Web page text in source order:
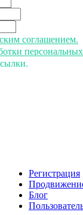
соглашением.
Регистрация
Блог